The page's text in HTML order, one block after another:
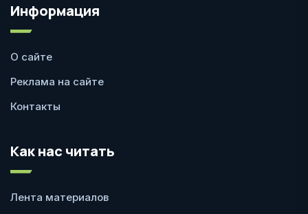
Информация
О сайте
Реклама на сайте
Контакты
Как нас читать
Лента материалов